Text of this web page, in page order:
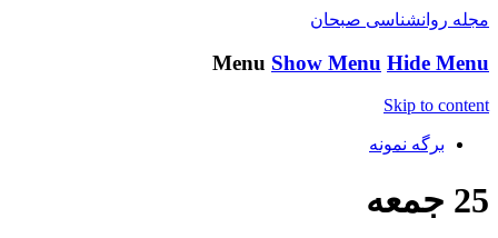
مجله روانشناسی صبحان
Menu Show Menu Hide Menu
Skip to content
برگه نمونه
25 جمعه